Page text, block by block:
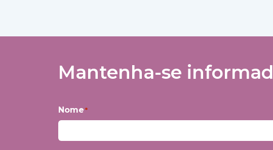
Mantenha-se
Nome*